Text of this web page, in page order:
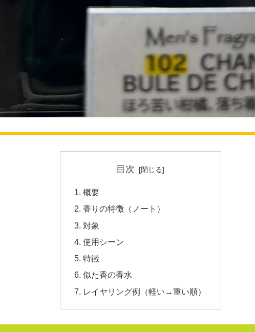
目次
概要
香りの特徴（ノート）
対象
使用シーン
特徴
似た香の香水
レイヤリング例（軽い→重い順）